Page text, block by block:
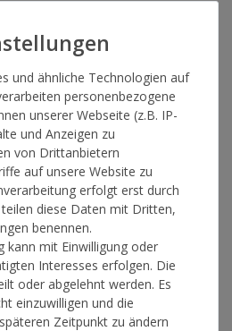
In den Warenkorb
und ähnliche Technologien auf
personenbezogene
unserer Webseite (z.B. IP-
und Anzeigen zu
von Drittanbietern
auf unsere Website zu
erfolgt erst durch
diese Daten mit Dritten,
benennen.
kann mit Einwilligung oder
Interesses erfolgen. Die
oder abgelehnt werden. Es
einzuwilligen und die
Zeitpunkt zu ändern